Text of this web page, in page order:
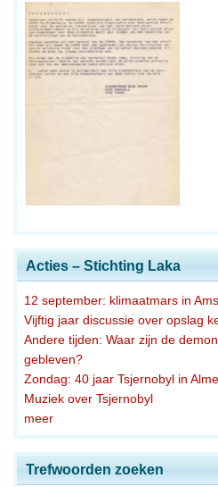
Acties – Stichting Laka
12 september: klimaatmars in
Vijftig jaar discussie over opslag
Andere tijden: Waar zijn de
gebleven?
Zondag: 40 jaar Tsjernobyl in
Muziek over Tsjernobyl
meer
Trefwoorden zoeken